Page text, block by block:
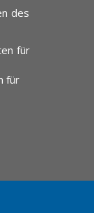
des
für
für